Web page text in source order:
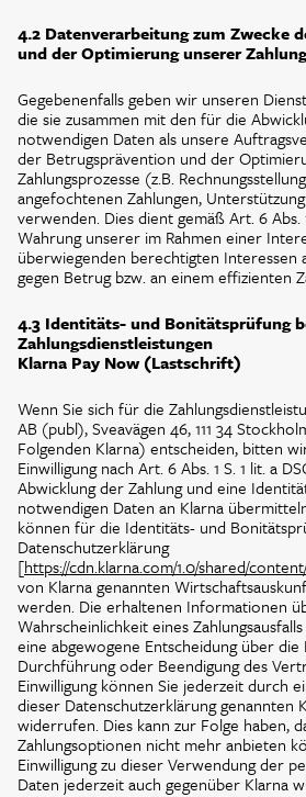
4.2 Datenverarbeitung zum Zwecke
und der Optimierung unserer
Gegebenenfalls geben wir unseren
die sie zusammen mit den für die
notwendigen Daten als unsere
der Betrugsprävention und der
Zahlungsprozesse (z.B.
angefochtenen Zahlungen,
verwenden. Dies dient gemäß Art. 6 Abs.
Wahrung unserer im Rahmen einer
überwiegenden berechtigten Interessen
gegen Betrug bzw. an einem effizienten
4.3 Identitäts- und Bonitätsprüfung
Zahlungsdienstleistungen
Klarna Pay Now (Lastschrift)
Wenn Sie sich für die
AB (publ), Sveavägen 46, 111 34
Folgenden Klarna) entscheiden, bitten
Einwilligung nach Art. 6 Abs. 1 S. 1 lit. a
Abwicklung der Zahlung und eine
notwendigen Daten an Klarna
können für die Identitäts- und
Datenschutzerklärung
[https://cdn.klarna.com/1.0/shared/
von Klarna genannten
werden. Die erhaltenen Informationen
Wahrscheinlichkeit eines
eine abgewogene Entscheidung über die
Durchführung oder Beendigung des
Einwilligung können Sie jederzeit durch
dieser Datenschutzerklärung genannten
widerrufen. Dies kann zur Folge haben,
Zahlungsoptionen nicht mehr anbieten
Einwilligung zu dieser Verwendung der
Daten jederzeit auch gegenüber Klarna